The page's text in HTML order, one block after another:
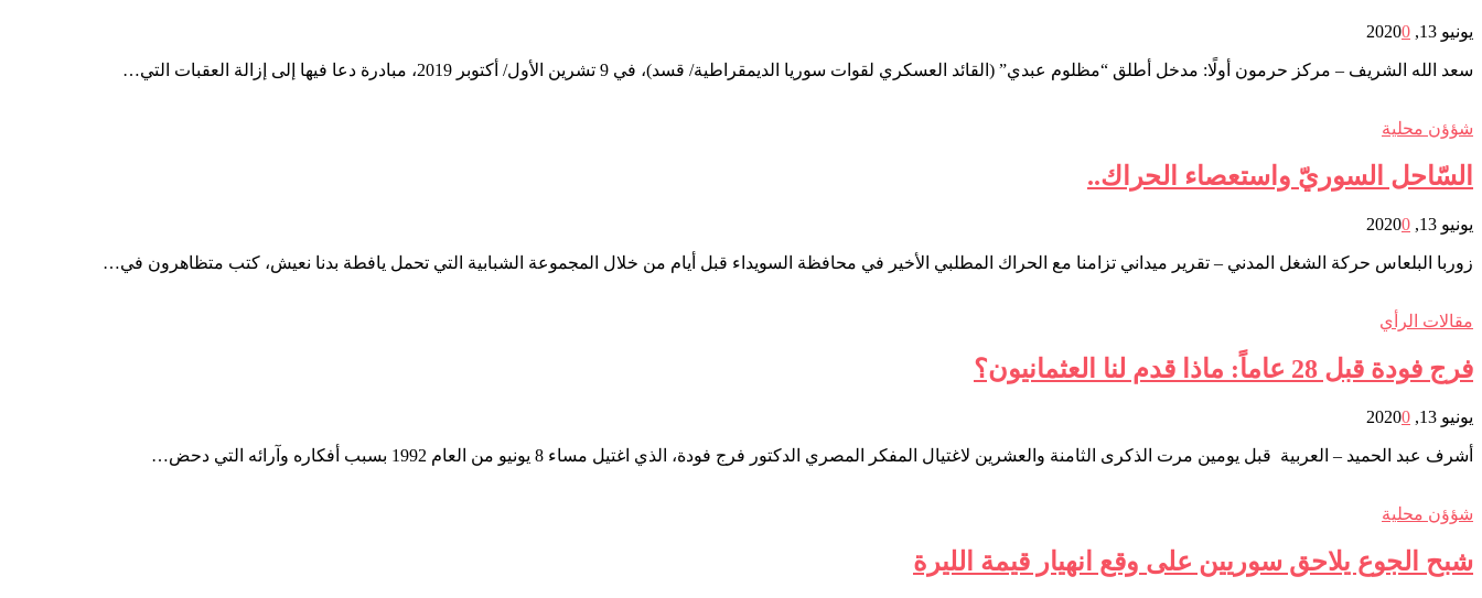
يونيو 13, 2020 0
سعد الله الشريف – مركز حرمون أولًا: مدخل أطلق “مظلوم عبدي” (القائد العسكري لقوات سوريا الديمقراطية/ قسد)، في 9 تشرين الأول/ أكتوبر 2019، مبادرة دعا فيها إلى إزالة العقبات التي…
شؤؤن محلية
السّاحل السوريّ واستعصاء الحراك..
يونيو 13, 2020 0
زوربا البلعاس حركة الشغل المدني – تقرير ميداني تزامنا مع الحراك المطلبي الأخير في محافظة السويداء قبل أيام من خلال المجموعة الشبابية التي تحمل يافطة بدنا نعيش، كتب متظاهرون في…
مقالات الرأي
فرج فودة قبل 28 عاماً: ماذا قدم لنا العثمانيون؟
يونيو 13, 2020 0
أشرف عبد الحميد – العربية قبل يومين مرت الذكرى الثامنة والعشرين لاغتيال المفكر المصري الدكتور فرج فودة، الذي اغتيل مساء 8 يونيو من العام 1992 بسبب أفكاره وآرائه التي دحض…
شؤؤن محلية
شبح الجوع يلاحق سوريين على وقع انهيار قيمة الليرة